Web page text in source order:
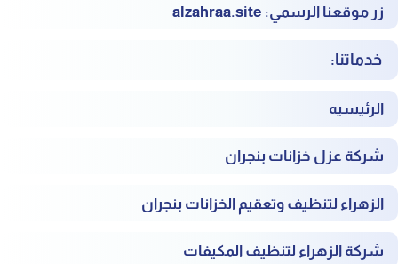
زر موقعنا الرسمي: alzahraa.site
خدماتنا:
الرئيسيه
شركة عزل خزانات بنجران
الزهراء لتنظيف وتعقيم الخزانات بنجران
شركة الزهراء لتنظيف المكيفات